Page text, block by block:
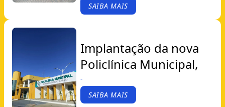
SAIBA MAIS
Implantação da nova
Policlínica Municipal,
-
SAIBA MAIS